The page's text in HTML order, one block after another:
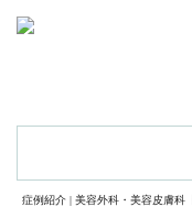
症例紹介 | 美容外科・美容皮膚科